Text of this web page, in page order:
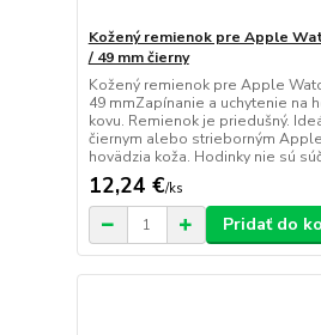
Kožený remienok pre Apple
/ 49 mm čierny
Kožený remienok pre Apple
49 mmZapínanie a uchytenie na
kovu. Remienok je priedušný.
čiernym alebo strieborným
hovädzia koža. Hodinky nie sú
12,24 €/ks
Pridať do